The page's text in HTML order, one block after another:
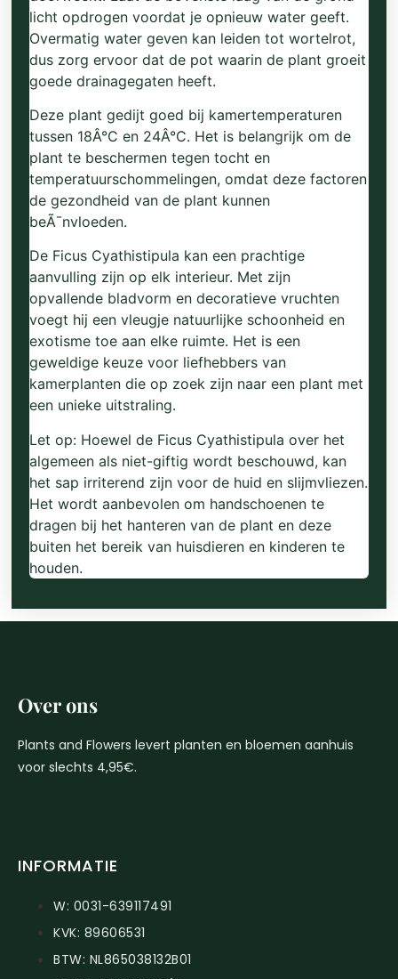
licht opdrogen voordat je opnieuw water geeft.
Overmatig water geven kan leiden tot wortelrot,
dus zorg ervoor dat de pot waarin de plant groeit
goede drainagegaten heeft.
Deze plant gedijt goed bij kamertemperaturen
tussen 18Â°C en 24Â°C. Het is belangrijk om de
plant te beschermen tegen tocht en
temperatuurschommelingen, omdat deze factoren
de gezondheid van de plant kunnen
beÃ¯nvloeden.
De Ficus Cyathistipula kan een prachtige
aanvulling zijn op elk interieur. Met zijn
opvallende bladvorm en decoratieve vruchten
voegt hij een vleugje natuurlijke schoonheid en
exotisme toe aan elke ruimte. Het is een
geweldige keuze voor liefhebbers van
kamerplanten die op zoek zijn naar een plant met
een unieke uitstraling.
Let op: Hoewel de Ficus Cyathistipula over het
algemeen als niet-giftig wordt beschouwd, kan
het sap irriterend zijn voor de huid en slijmvliezen.
Het wordt aanbevolen om handschoenen te
dragen bij het hanteren van de plant en deze
buiten het bereik van huisdieren en kinderen te
houden.
Over ons
Plants and Flowers levert planten en bloemen aanhuis
voor slechts 4,95€.
INFORMATIE
W: 0031-639117491
KVK: 89606531
BTW: NL865038132B01